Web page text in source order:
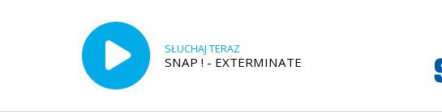
SŁUCHAJ TERAZ
SNAP ! - EXTERMINATE